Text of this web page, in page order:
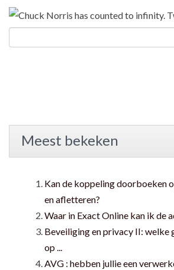
Meest bekeken
Kan de koppeling doorboeken
en afletteren?
Waar in Exact Online kan ik de
Beveiliging en privacy II: welke
op ...
AVG : hebben jullie een